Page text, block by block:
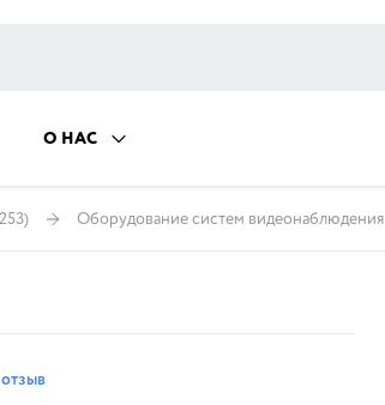
О НАС
Оборудование систем видеонаблюдения